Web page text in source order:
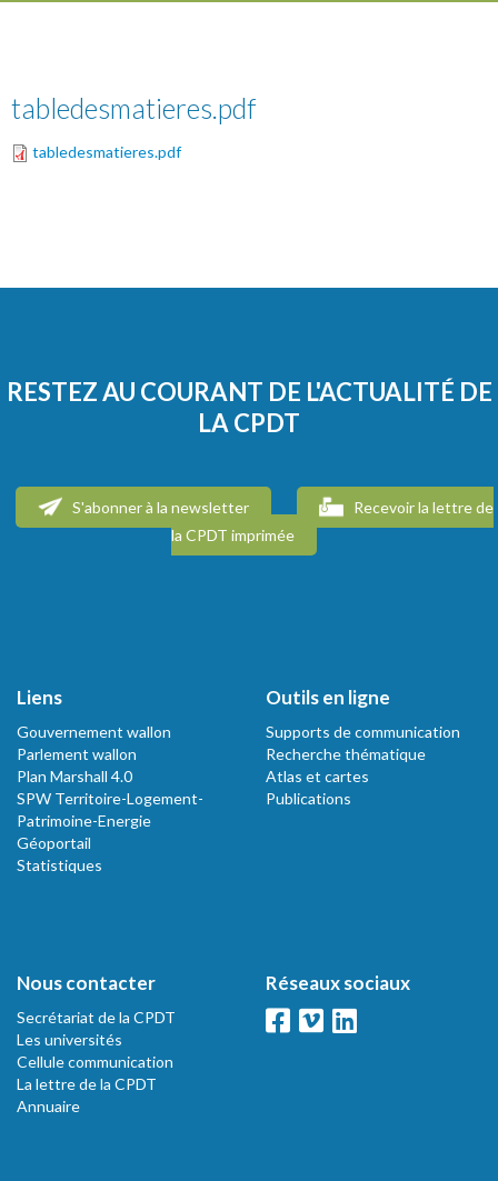
tabledesmatieres.pdf
tabledesmatieres.pdf
RESTEZ AU COURANT DE L'ACTUALITÉ DE
LA CPDT
S'abonner à la newsletter
Recevoir la lettre de
la CPDT imprimée
Liens
Gouvernement wallon
Parlement wallon
Plan Marshall 4.0
SPW Territoire-Logement-
Patrimoine-Energie
Géoportail
Statistiques
Outils en ligne
Supports de communication
Recherche thématique
Atlas et cartes
Publications
Nous contacter
Secrétariat de la CPDT
Les universités
Cellule communication
La lettre de la CPDT
Annuaire
Réseaux sociaux